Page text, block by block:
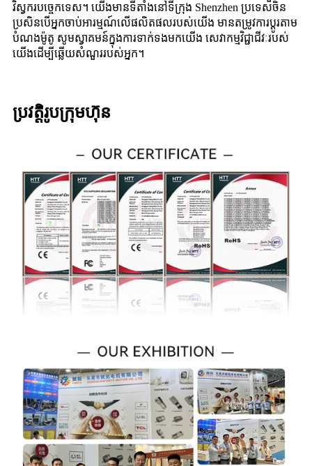
វិស្វករបច្ចេកទេស។ យើងមានទីតាំងនៅទីក្រុង Shenzhen ប្រទេសចិន
ប្រសិនបើអ្នកចាប់អារម្មណ៍លើផលិតផលរបស់យើង មានតម្រូវការប្ដូរតាម
បំណងម៉ូតូ សូមស្វាគមន៍ក្នុងការទាក់ទងមកយើង សេវាកម្មវិជ្ជាជីវៈរបស់
យើងដើម្បីឆ្លើយសំណួររបស់អ្នក។
ប្រវត្តិរូបក្រុមហ៊ុន